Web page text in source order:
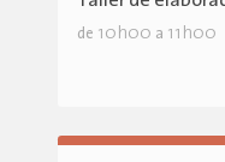
de 10h00 a 11h00